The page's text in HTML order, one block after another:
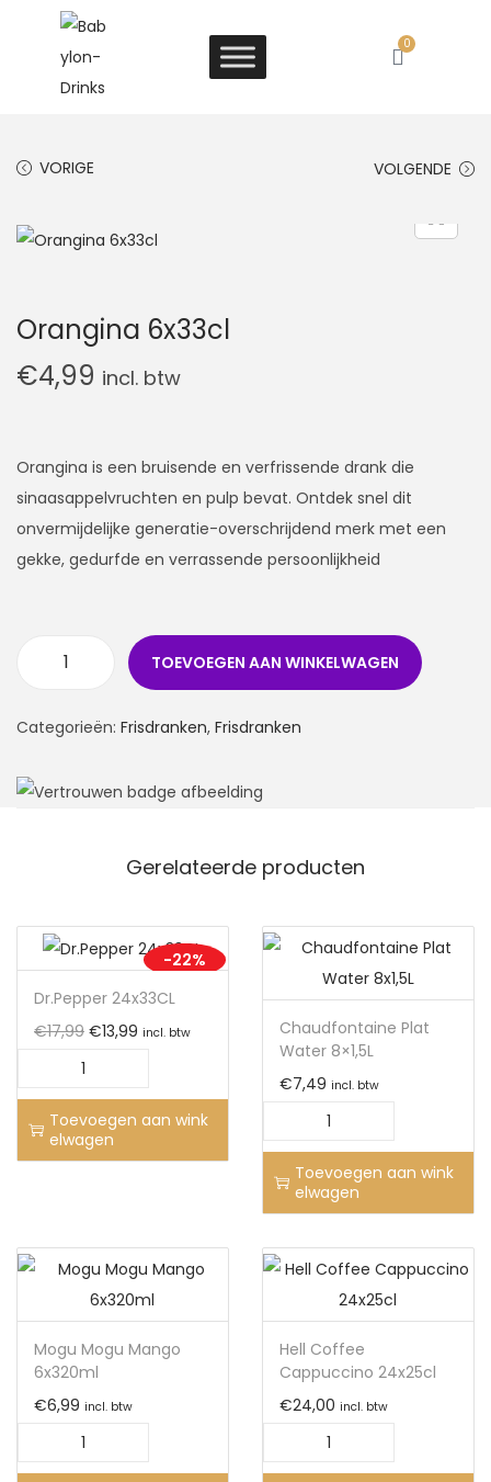
0
VORIGE VOLGENDE
Orangina 6x33cl
€4,99 incl. btw
Orangina is een bruisende en verfrissende drank die
sinaasappelvruchten en pulp bevat. Ontdek snel dit
onvermijdelijke generatie-overschrijdend merk met een
gekke, gedurfde en verrassende persoonlijkheid
TOEVOEGEN AAN WINKELWAGEN
Categorieën: Frisdranken, Frisdranken
Gerelateerde producten
-22%
Dr.Pepper 24x33CL
€17,99 €13,99 incl. btw
Toevoegen aan wink
elwagen
Chaudfontaine Plat
Water 8×1,5L
€7,49 incl. btw
Toevoegen aan wink
elwagen
Mogu Mogu Mango
6x320ml
€6,99 incl. btw
Hell Coffee
Cappuccino 24x25cl
€24,00 incl. btw